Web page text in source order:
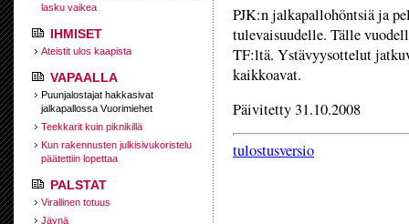
lasku vaikea
IHMISET
Ateistit ulos kaapista
VAPAALLA
Puunjalostajat hakkasivat
jalkapallossa Vuorimiehet
Teekkarit kuin piknikillä
Kun rakennusten julkisivukoristelu
päätettiin lopettaa
PALSTAT
Virallinen totuus
Jäynä
PJK:n jalkapallohöntsiä ja
tulevaisuudelle. Tälle
TF:ltä. Ystävyysottelut
kaikkoavat.
Päivitetty 31.10.2008
tulostusversio